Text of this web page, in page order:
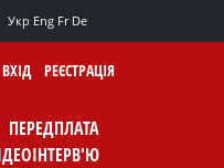
Укр Eng Fr De
ВХІД РЕЄСТРАЦІЯ
ПЕРЕДПЛАТА